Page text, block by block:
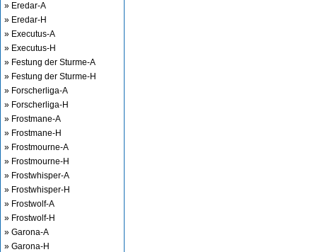
» Eredar-A
» Eredar-H
» Executus-A
» Executus-H
» Festung der Sturme-A
» Festung der Sturme-H
» Forscherliga-A
» Forscherliga-H
» Frostmane-A
» Frostmane-H
» Frostmourne-A
» Frostmourne-H
» Frostwhisper-A
» Frostwhisper-H
» Frostwolf-A
» Frostwolf-H
» Garona-A
» Garona-H